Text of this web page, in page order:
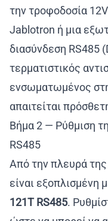
την τροφοδοσία
Jablotron ή μια
διασύνδεση RS485
τερματιστικός
ενσωματωμένος
απαιτείται
Βήμα 2 — Ρύθμιση
RS485
Από την πλευρά
είναι εξοπλισμένη
121T RS485.